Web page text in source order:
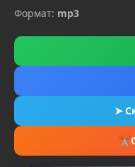
Формат: mp3
➤
✂